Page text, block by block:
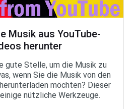
Musik aus YouTube-
herunter
gute Stelle, um die Musik zu
wenn Sie die Musik von den
möchten? Dieser
nützliche Werkzeuge.